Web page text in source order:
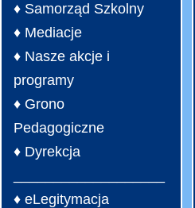
♦ Samorząd Szkolny
♦ Mediacje
♦ Nasze akcje i
programy
♦ Grono
Pedagogiczne
♦ Dyrekcja
♦ eLegitymacja